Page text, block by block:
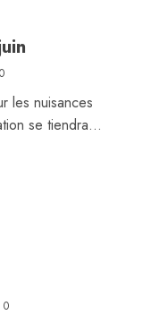
0
les nuisances
se tiendra...
0